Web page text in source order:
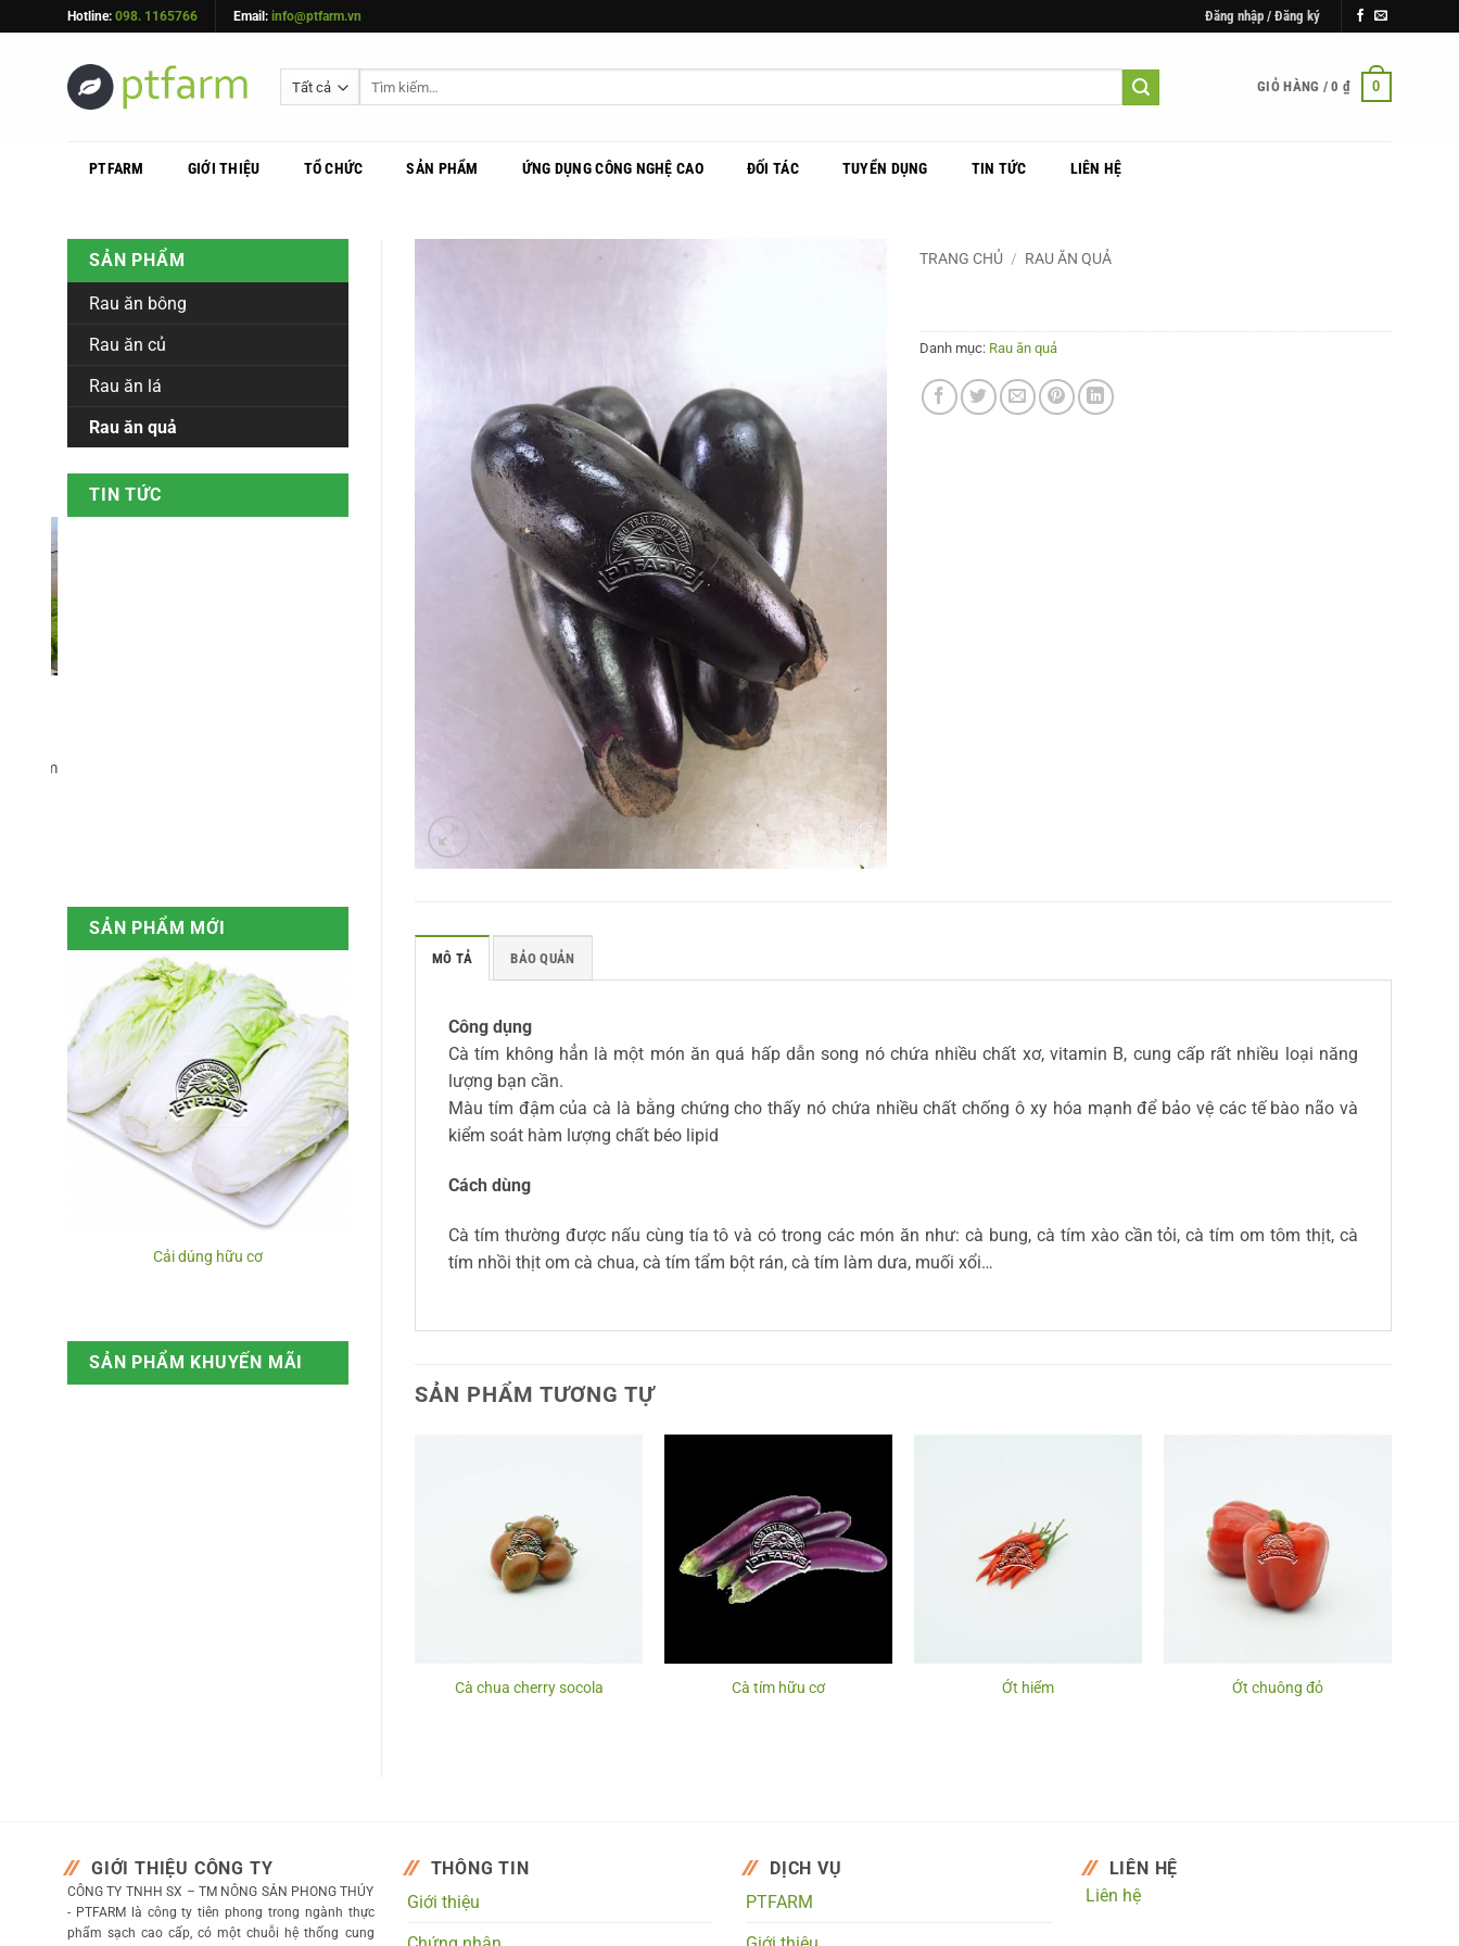
qua
Hotline: 098. 1165766 Email: info@ptfarm.vn Đăng nhập / Đăng ký
GIỎ HÀNG /0 ₫ 0
PTFARM GIỚI THIỆU TỔ CHỨC SẢN PHẨM ỨNG DỤNG CÔNG NGHỆ CAO ĐỐI TÁC TUYỂN DỤNG TIN TỨC LIÊN HỆ
TRANG CHỦ / RAU ĂN QUẢ
Danh mục: Rau ăn quả
MÔ TẢ BẢO QUẢN
Công dụng
Cà tím không hẳn là một món ăn quá hấp dẫn song nó chứa nhiều chất xơ, vitamin B, cung cấp rất nhiều loại năng
lượng bạn cần.
Màu tím đậm của cà là bằng chứng cho thấy nó chứa nhiều chất chống ô xy hóa mạnh để bảo vệ các tế bào não và
kiểm soát hàm lượng chất béo lipid
Cách dùng
Cà tím thường được nấu cùng tía tô và có trong các món ăn như: cà bung, cà tím xào cần tỏi, cà tím om tôm thịt, cà
tím nhồi thịt om cà chua, cà tím tẩm bột rán, cà tím làm dưa, muối xổi…
SẢN PHẨM TƯƠNG TỰ
Cà chua cherry socola Cà tím hữu cơ Ớt hiểm Ớt chuông đỏ
SẢN PHẨM
Rau ăn bông
Rau ăn củ
Rau ăn lá
Rau ăn quả
TIN TỨC
Đón tiếp thủ tướng Nguyễn Xuân Phúc
Công ty TNHH Trang trại Nông
sản Phong Thúy: Tiên phong ứng
dụng nông nghiệp công nghệ
Lâm Đồng được ví như “Thủ phủ” của
nông nghiệp công nghệ cao (NNCNC) với
Thủ tướng thăm mô hình sản
xuất rau an toàn tại Lâm Đồng
tướng chủ trì Hội nghị thúc
SẢN PHẨM MỚI
Cải dúng hữu cơ
SẢN PHẨM KHUYẾN MÃI
GIỚI THIỆU CÔNG TY
CÔNG TY TNHH SX – TM NÔNG SẢN PHONG THÚY
- PTFARM là công ty tiên phong trong ngành thực
phẩm sạch cao cấp, có một chuỗi hệ thống cung
THÔNG TIN
Giới thiệu
DỊCH VỤ
PTFARM
LIÊN HỆ
Liên hệ